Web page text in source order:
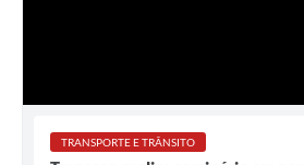
TRANSPORTE E TRÂNSITO